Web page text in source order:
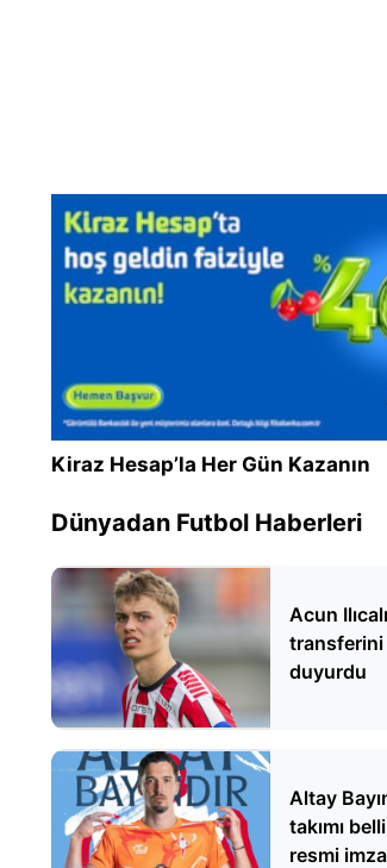
Kiraz Hesap’la Her Gün Kazanın
Dünyadan Futbol Haberleri
Acun
transferini
duyurdu
Altay
takımı
resmi